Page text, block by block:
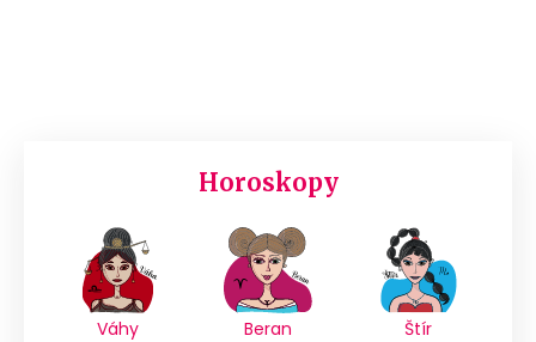
Horoskopy
Váhy Beran Štír